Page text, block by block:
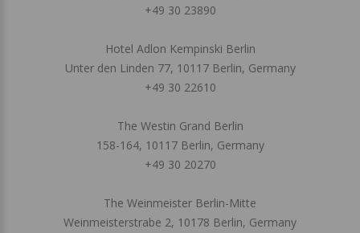
+49 30 23890
Hotel Adlon Kempinski Berlin
Unter den Linden 77, 10117 Berlin, Germany
+49 30 22610
The Westin Grand Berlin
158-164, 10117 Berlin, Germany
+49 30 20270
The Weinmeister Berlin-Mitte
Weinmeisterstrabe 2, 10178 Berlin, Germany